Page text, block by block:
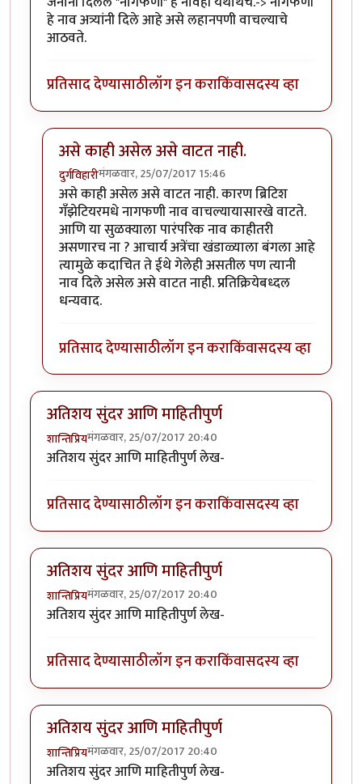
हे नाव अत्र्यांनी दिले आहे असे लहानपणी वाचल्याचे
आठवते.
प्रतिसाद देण्यासाठीलॉग इन कराकिंवासदस्य व्हा
असे काही असेल असे वाटत नाही.
दुर्गविहारीमंगळवार, 25/07/2017 15:46
In reply toनागफणी - प्र. के. अत्रेbyसाबु
असे काही असेल असे वाटत नाही. कारण ब्रिटिश
गँझेटियरमधे नागफणी नाव वाचल्यायासारखे वाटते.
आणि या सुळक्याला पारंपरिक नाव काहीतरी
असणारच ना ? आचार्य अत्रेंचा खंडाळ्याला बंगला आहे
त्यामुळे कदाचित ते ईथे गेलेही असतील पण त्यानी
नाव दिले असेल असे वाटत नाही. प्रतिक्रियेबध्दल
धन्यवाद.
प्रतिसाद देण्यासाठीलॉग इन कराकिंवासदस्य व्हा
अतिशय सुंदर आणि माहितीपुर्ण
शान्तिप्रियमंगळवार, 25/07/2017 20:40
अतिशय सुंदर आणि माहितीपुर्ण लेख-
प्रतिसाद देण्यासाठीलॉग इन कराकिंवासदस्य व्हा
अतिशय सुंदर आणि माहितीपुर्ण
शान्तिप्रियमंगळवार, 25/07/2017 20:40
अतिशय सुंदर आणि माहितीपुर्ण लेख-
प्रतिसाद देण्यासाठीलॉग इन कराकिंवासदस्य व्हा
अतिशय सुंदर आणि माहितीपुर्ण
शान्तिप्रियमंगळवार, 25/07/2017 20:40
अतिशय सुंदर आणि माहितीपुर्ण लेख-